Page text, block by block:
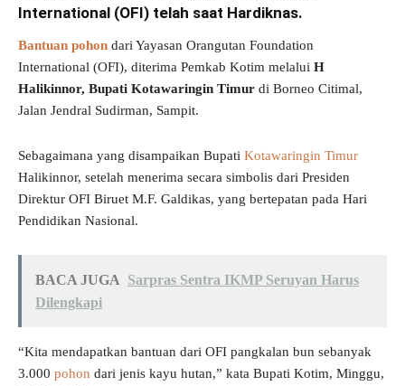
International (OFI) telah saat Hardiknas.
Bantuan pohon dari Yayasan Orangutan Foundation
International (OFI), diterima Pemkab Kotim melalui H
Halikinnor, Bupati Kotawaringin Timur di Borneo Citimal,
Jalan Jendral Sudirman, Sampit.
Sebagaimana yang disampaikan Bupati Kotawaringin Timur
Halikinnor, setelah menerima secara simbolis dari Presiden
Direktur OFI Biruet M.F. Galdikas, yang bertepatan pada Hari
Pendidikan Nasional.
BACA JUGA Sarpras Sentra IKMP Seruyan Harus
Dilengkapi
“Kita mendapatkan bantuan dari OFI pangkalan bun sebanyak
3.000 pohon dari jenis kayu hutan,” kata Bupati Kotim, Minggu,